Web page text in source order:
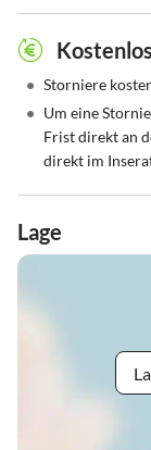
• Storniere
• Um eine
Frist direkt an
direkt im
Lage